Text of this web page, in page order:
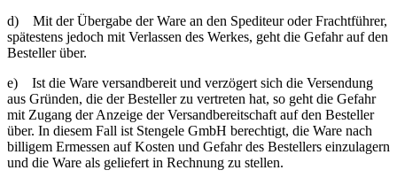
d) Mit der Übergabe der Ware an den Spediteur oder Frachtführer,
spätestens jedoch mit Verlassen des Werkes, geht die Gefahr auf den
Besteller über.
e) Ist die Ware versandbereit und verzögert sich die Versendung
aus Gründen, die der Besteller zu vertreten hat, so geht die Gefahr
mit Zugang der Anzeige der Versandbereitschaft auf den Besteller
über. In diesem Fall ist Stengele GmbH berechtigt, die Ware nach
billigem Ermessen auf Kosten und Gefahr des Bestellers einzulagern
und die Ware als geliefert in Rechnung zu stellen.